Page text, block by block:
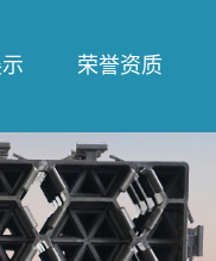
荣誉资质